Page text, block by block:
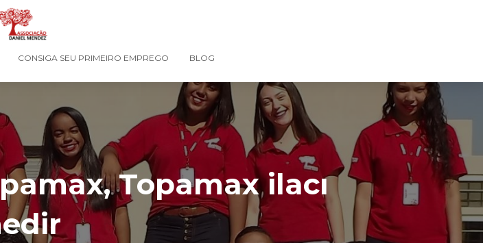
CONSIGA SEU PRIMEIRO EMPREGO BLOG
Topamax ilacı